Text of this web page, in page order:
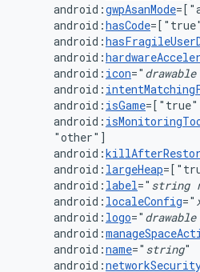
android:gwpAsanMode
android:hasCode=["true"
android:
android:
android: icon=" drawable
android:
android: isGame=["true"
android:
android:
android: largeHeap
android: label=" string
android: localeConfig="
android: logo=" drawable
android:
android:name=" string
android: